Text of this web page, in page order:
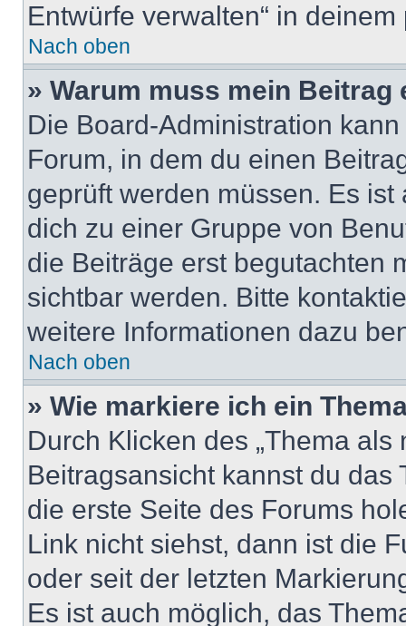
Entwürfe verwalten“ in
Nach oben
» Warum muss mein
Die Board-Administration
Forum, in dem du einen
geprüft werden müssen. Es
dich zu einer Gruppe von
die Beiträge erst begutachten
sichtbar werden. Bitte
weitere Informationen dazu
Nach oben
» Wie markiere ich ein
Durch Klicken des „Thema
Beitragsansicht kannst du
die erste Seite des Forums
Link nicht siehst, dann ist die
oder seit der letzten
Es ist auch möglich, das